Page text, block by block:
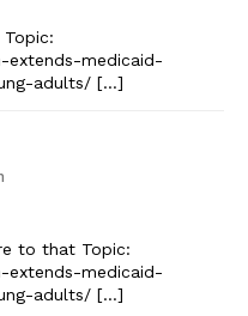
extends-medicaid-
adults/ […]
to that Topic:
extends-medicaid-
adults/ […]